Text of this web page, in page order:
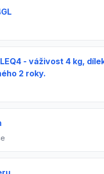
- váživost 4 kg,
2 roky.